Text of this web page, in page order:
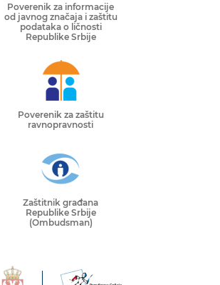
Poverenik za informacije
od javnog značaja i zaštitu
podataka o ličnosti
Republike Srbije
Poverenik za zaštitu
ravnopravnosti
Zaštitnik građana
Republike Srbije
(Ombudsman)